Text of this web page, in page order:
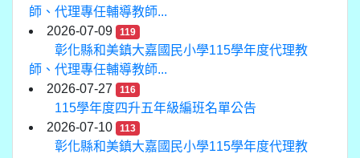
師、代理專任輔導教師...
2026-07-09
119
彰化縣和美鎮大嘉國民小學115學年度代理教
師、代理專任輔導教師...
2026-07-27
116
115學年度四升五年級編班名單公告
2026-07-10
113
彰化縣和美鎮大嘉國民小學115學年度代理教